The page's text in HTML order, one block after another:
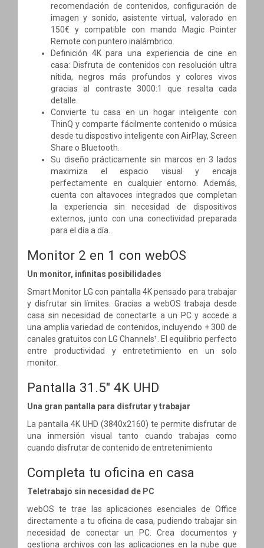
recomendación de contenidos, configuración de
imagen y sonido, asistente virtual, valorado en
150€ y compatible con mando Magic Pointer
Remote con puntero inalámbrico.
Definición 4K para una experiencia de cine en
casa: Disfruta de contenidos con resolución ultra
nítida, negros más profundos y colores vivos
gracias al contraste 3000:1 que resalta cada
detalle.
Convierte tu casa en un hogar inteligente con
ThinQ y comparte fácilmente contenido o música
desde tu dispostivo inteligente con AirPlay, Screen
Share o Bluetooth.
Su diseño prácticamente sin marcos en 3 lados
maximiza el espacio visual y encaja
perfectamente en cualquier entorno. Además,
cuenta con altavoces integrados que completan
la experiencia sin necesidad de dispositivos
externos, junto con una conectividad preparada
para el día a día.
Monitor 2 en 1 con webOS
Un monitor, infinitas posibilidades
Smart Monitor LG con pantalla 4K pensado para trabajar
y disfrutar sin límites. Gracias a webOS trabaja desde
casa sin necesidad de conectarte a un PC y accede a
una amplia variedad de contenidos, incluyendo + 300 de
canales gratuitos con LG Channels¹. El equilibrio perfecto
entre productividad y entretetimiento en un solo
monitor.
Pantalla 31.5" 4K UHD
Una gran pantalla para disfrutar y trabajar
La pantalla 4K UHD (3840x2160) te permite disfrutar de
una inmersión visual tanto cuando trabajas como
cuando disfrutar de contenido de entretenimiento
Completa tu oficina en casa
Teletrabajo sin necesidad de PC
webOS te trae las aplicaciones esenciales de Office
directamente a tu oficina de casa, pudiendo trabajar sin
necesidad de conectar un PC. Crea documentos y
gestiona archivos con las aplicaciones en la nube que